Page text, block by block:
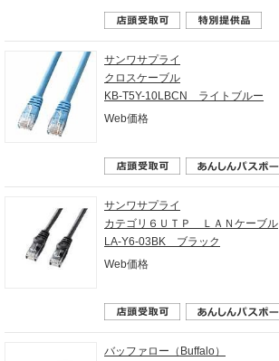
サンワサプライ
クロスケーブル
KB-T5Y-10LBCN ライトブルー
Web価格
サンワサプライ
カテゴリ６ＵＴＰ ＬＡＮケーブル
LA-Y6-03BK ブラック
Web価格
バッファロー（Buffalo）